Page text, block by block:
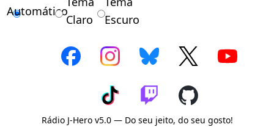
Automático
Claro
Escuro
Rádio J-Hero v5.0 — Do seu jeito, do seu gosto!